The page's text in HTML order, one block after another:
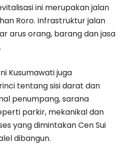
ini merupakan jalan
Roro. Infrastruktur jalan
arus orang, barang dan jasa
Kusumawati juga
tentang sisi darat dan
penumpang, sarana
parkir, mekanikal dan
yang dimintakan Cen Sui
dibangun.